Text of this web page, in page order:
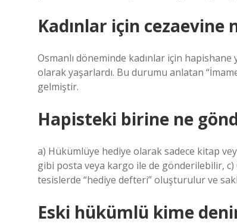
Kadınlar için cezaevine
Osmanlı döneminde kadınlar için
olarak yaşarlardı. Bu durumu anlatan
gelmiştir.
Hapisteki birine ne
a) Hükümlüye hediye olarak sadece kitap
gibi posta veya kargo ile de gönderilebilir,
tesislerde “hediye defteri” oluşturulur ve
Eski hükümlü kime